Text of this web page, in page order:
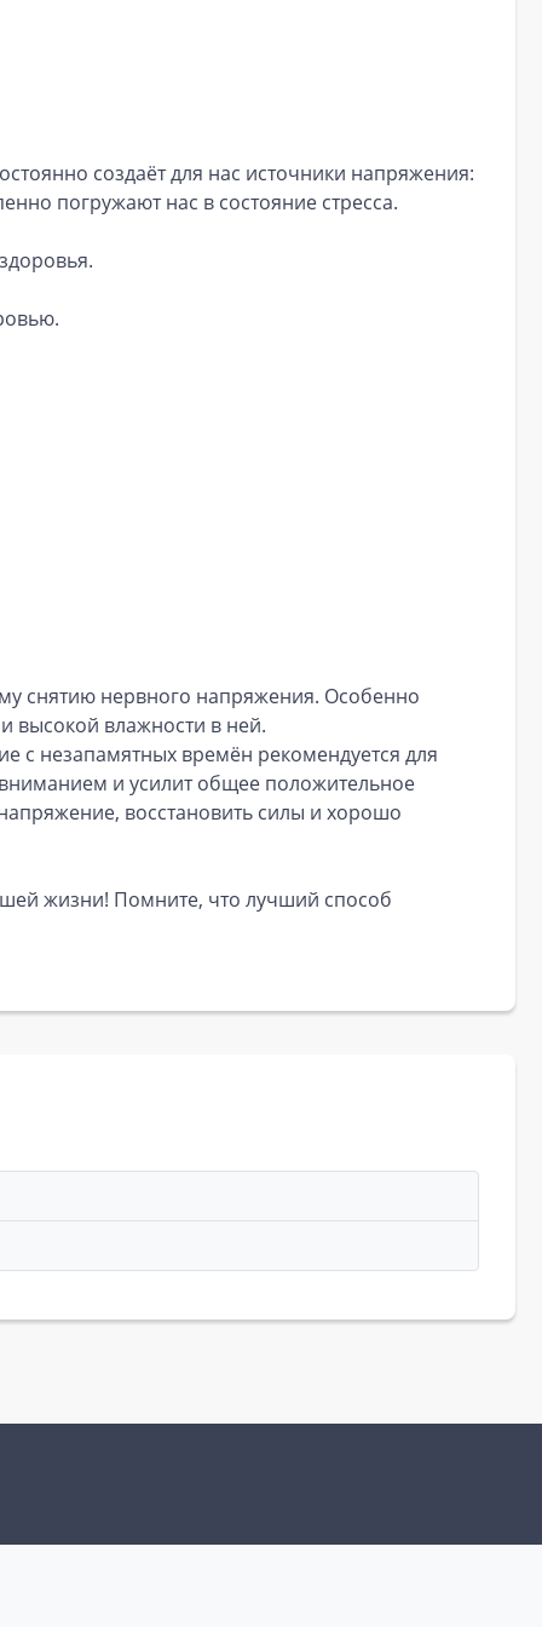
создаёт для нас источники напряжения:
погружают нас в состояние стресса.
снятию нервного напряжения. Особенно
высокой влажности в ней.
с незапамятных времён рекомендуется для
и усилит общее положительное
восстановить силы и хорошо
жизни! Помните, что лучший способ